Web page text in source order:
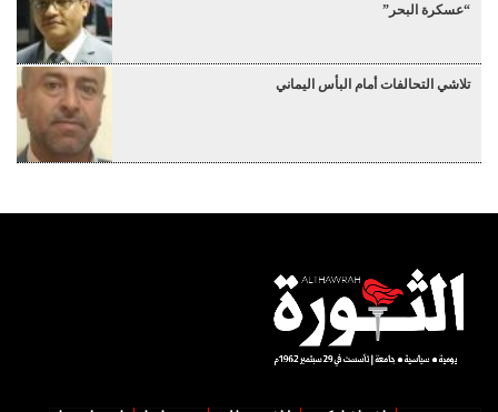
“عسكرة البحر”
تلاشي التحالفات أمام البأس اليماني